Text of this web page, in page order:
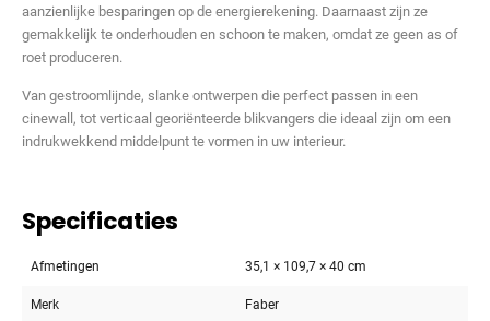
aanzienlijke besparingen op de energierekening. Daarnaast zijn ze
gemakkelijk te onderhouden en schoon te maken, omdat ze geen as of
roet produceren.
Van gestroomlijnde, slanke ontwerpen die perfect passen in een
cinewall, tot verticaal georiënteerde blikvangers die ideaal zijn om een
indrukwekkend middelpunt te vormen in uw interieur.
Specificaties
Afmetingen 35,1 × 109,7 × 40 cm
Merk Faber